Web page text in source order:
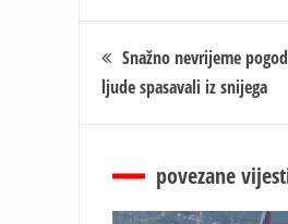
Кретање
чланка
Snažno nevrijeme
ljude spasavali iz snijega
povezane